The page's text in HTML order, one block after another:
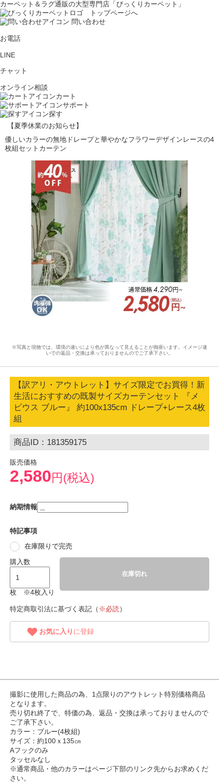
カーペット＆ラグ通販の大型専門店「びっくりカーペット」
問い合わせ
お電話
LINE
チャット
オンライン相談
カート
サポート
探す
【夏季休業のお知らせ】
優しいカラーの無地ドレープと華やかなフラワーデザインレースの4
枚組セットカーテン
※写真と現物では、環境の違いにより色が異なって見えることが御座います。イメージ違
いでの返品・交換は承っておりませんのでご了承下さい。
【訳アリ・アウトレット】サイズ限定でお買得！新
生活におすすめの既製サイズカーテンセット 『メ
ビウス ブルー』 約100x135cm ドレープ+レース4枚
組
商品ID：181359175
販売価格
2,580円(税込)
納期情報
特記事項
在庫限りで完売
購入数
枚 ※4枚入り
在庫切れ
特定商取引法に基づく表記（ ※必読）
お気に入り に登録
撮影に使用した商品の為、1点限りのアウトレット特別価格商品
となります。
売り切れ終了で、特価の為、返品・交換は承っておりませんので
ご了承下さい。
カラー：ブルー(4枚組)
サイズ：約100ｘ135㎝
Aフックのみ
タッセルなし
※通常商品・他のカラーはページ下部のリンク先からお求めくだ
さい。